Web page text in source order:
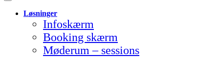
Løsninger
Infoskærm
Booking skærm
Møderum – sessions